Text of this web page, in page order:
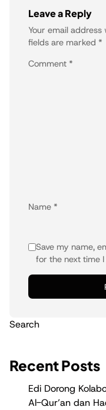
Leave a Reply
Your email
fields are marked *
Comment *
Name *
Save my name,
for the next time
Search
Recent Posts
Edi Dorong
Al-Qur’an dan